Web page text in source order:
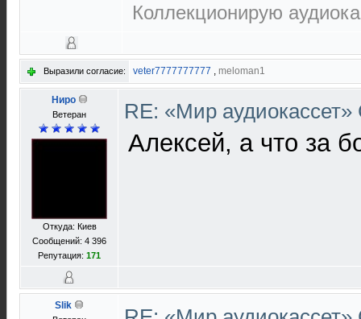
Коллекционирую
Выразили согласие: veter7777777777 , meloman1
Ниро
Ветеран
Откуда: Киев
Сообщений: 4 396
Репутация: 171
RE: «Мир
Алексей, а что за
Slik